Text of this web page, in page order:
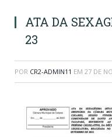
ATA DA
23
POR CR2-ADMIN11 EM 27 DE